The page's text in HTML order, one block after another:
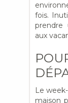
fois.
prendre
aux
Le
maison